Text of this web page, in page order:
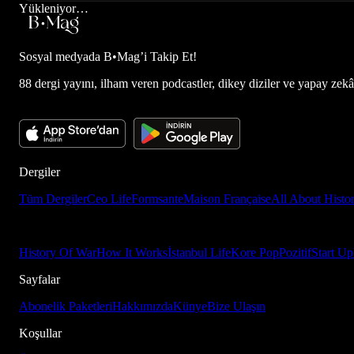
Yükleniyor…
Sosyal medyada B•Mag’i Takip Et!
88 dergi yayını, ilham veren podcastler, dikey diziler ve yapay
Dergiler
Tüm DergilerCeo LifeFormsanteMaison FrançaiseAll About
History Of WarHow It Worksİstanbul LifeKore PopPozitifStart Up
Sayfalar
Abonelik PaketleriHakkımızdaKünyeBize Ulaşın
Koşullar